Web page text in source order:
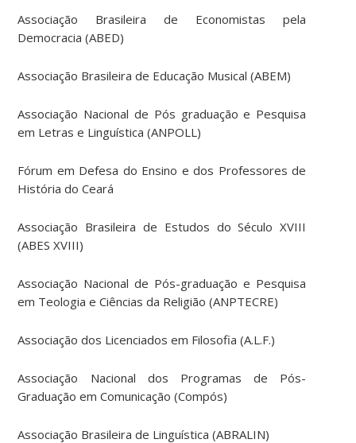
Associação Brasileira de Economistas pela
Democracia (ABED)
Associação Brasileira de Educação Musical (ABEM)
Associação Nacional de Pós graduação e Pesquisa
em Letras e Linguística (ANPOLL)
Fórum em Defesa do Ensino e dos Professores de
História do Ceará
Associação Brasileira de Estudos do Século XVIII
(ABES XVIII)
Associação Nacional de Pós-graduação e Pesquisa
em Teologia e Ciências da Religião (ANPTECRE)
Associação dos Licenciados em Filosofia (A.L.F.)
Associação Nacional dos Programas de Pós-
Graduação em Comunicação (Compós)
Associação Brasileira de Linguística (ABRALIN)